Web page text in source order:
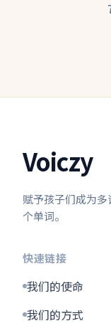
Voiczy
赋予孩子们成为
个单词。
快速链接
我们的使命
我们的方式